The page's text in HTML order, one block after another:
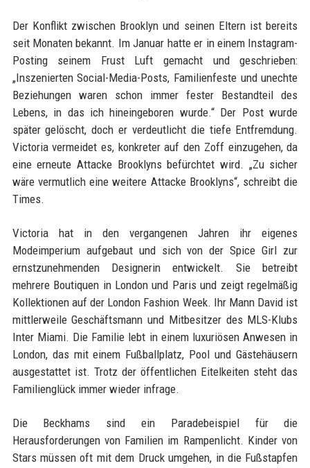
Der Konflikt zwischen Brooklyn und seinen Eltern ist bereits
seit Monaten bekannt. Im Januar hatte er in einem Instagram-
Posting seinem Frust Luft gemacht und geschrieben:
„Inszenierten Social-Media-Posts, Familienfeste und unechte
Beziehungen waren schon immer fester Bestandteil des
Lebens, in das ich hineingeboren wurde.“ Der Post wurde
später gelöscht, doch er verdeutlicht die tiefe Entfremdung.
Victoria vermeidet es, konkreter auf den Zoff einzugehen, da
eine erneute Attacke Brooklyns befürchtet wird. „Zu sicher
wäre vermutlich eine weitere Attacke Brooklyns“, schreibt die
Times.
Victoria hat in den vergangenen Jahren ihr eigenes
Modeimperium aufgebaut und sich von der Spice Girl zur
ernstzunehmenden Designerin entwickelt. Sie betreibt
mehrere Boutiquen in London und Paris und zeigt regelmäßig
Kollektionen auf der London Fashion Week. Ihr Mann David ist
mittlerweile Geschäftsmann und Mitbesitzer des MLS-Klubs
Inter Miami. Die Familie lebt in einem luxuriösen Anwesen in
London, das mit einem Fußballplatz, Pool und Gästehäusern
ausgestattet ist. Trotz der öffentlichen Eitelkeiten steht das
Familienglück immer wieder infrage.
Die Beckhams sind ein Paradebeispiel für die
Herausforderungen von Familien im Rampenlicht. Kinder von
Stars müssen oft mit dem Druck umgehen, in die Fußstapfen